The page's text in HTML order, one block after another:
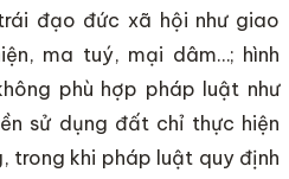
đạo đức xã hội như giao
ma tuý, mại dâm…; hình
phù hợp pháp luật như
sử dụng đất chỉ thực hiện
trong khi pháp luật quy định